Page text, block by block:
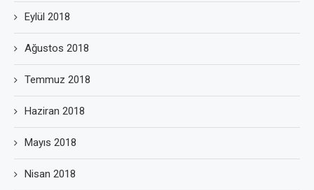
Eylül 2018
Ağustos 2018
Temmuz 2018
Haziran 2018
Mayıs 2018
Nisan 2018